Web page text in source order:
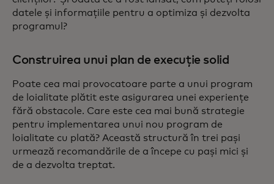
datele și informațiile pentru a optimiza și dezvolta
programul?
Construirea unui plan de execuție solid
Poate cea mai provocatoare parte a unui program
de loialitate plătit este asigurarea unei experiențe
fără obstacole. Care este cea mai bună strategie
pentru implementarea unui nou program de
loialitate cu plată? Această structură în trei pași
urmează recomandările de a începe cu pași mici și
de a dezvolta treptat.